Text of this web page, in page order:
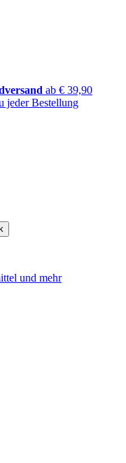
ab € 39,90
jeder Bestellung
und mehr